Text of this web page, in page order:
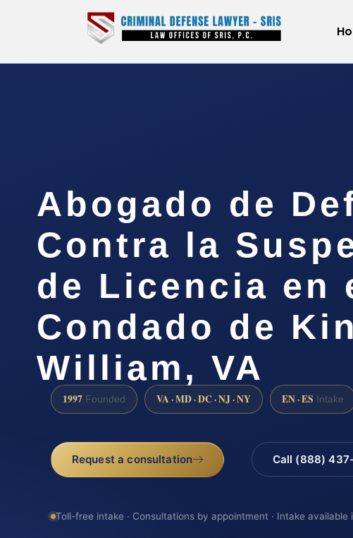
Abogado de
Contra la
de Licencia en
Condado de
William, VA
1997 Founded VA · MD · DC · NJ · NY EN · ES Intake
Request a consultation Call (888)
Toll-free intake · Consultations by appointment · Intake available